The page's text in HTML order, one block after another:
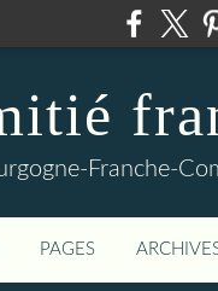
Franche-
PAGES